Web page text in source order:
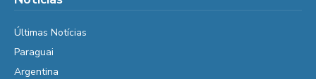
Últimas Notícias
Paraguai
Argentina